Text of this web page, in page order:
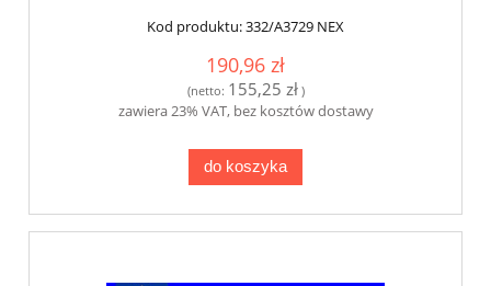
Kod produktu:332/A3729 NEX
190,96 zł
(netto: 155,25 zł)
zawiera 23% VAT, bez kosztów dostawy
do koszyka